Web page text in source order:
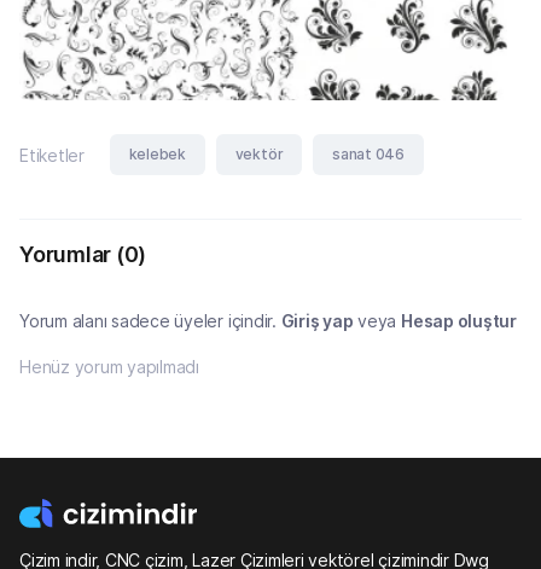
Etiketler kelebek vektör sanat 046
Yorumlar (0)
Yorum alanı sadece üyeler içindir. Giriş yap veya Hesap oluştur
Henüz yorum yapılmadı
Çizim indir, CNC çizim, Lazer Çizimleri vektörel çizimindir Dwg